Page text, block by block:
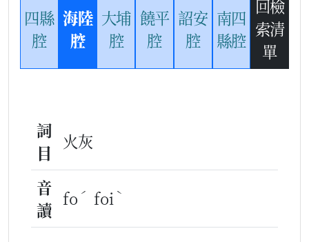
四縣
腔
海陸
腔
大埔
腔
饒平
腔
詔安
腔
南四
縣腔
回檢
索清
單
詞
目
火灰
音
讀
fo ˊ foi ˋ